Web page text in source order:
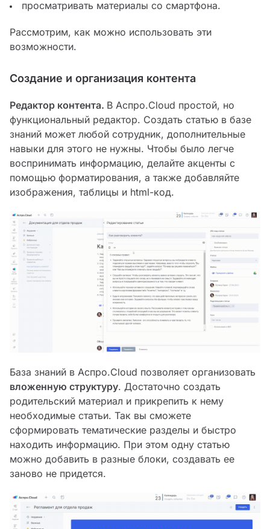
просматривать материалы со смартфона.
Рассмотрим, как можно использовать эти
возможности.
Создание и организация контента
Редактор контента. В Аспро.Cloud простой, но
функциональный редактор. Создать статью в базе
знаний может любой сотрудник, дополнительные
навыки для этого не нужны. Чтобы было легче
воспринимать информацию, делайте акценты с
помощью форматирования, а также добавляйте
изображения, таблицы и html-код.
База знаний в Аспро.Cloud позволяет организовать
вложенную структуру. Достаточно создать
родительский материал и прикрепить к нему
необходимые статьи. Так вы сможете
сформировать тематические разделы и быстро
находить информацию. При этом одну статью
можно добавить в разные блоки, создавать ее
заново не придется.